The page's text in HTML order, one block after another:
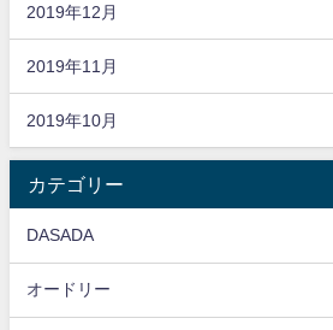
2019年12月
2019年11月
2019年10月
カテゴリー
DASADA
オードリー